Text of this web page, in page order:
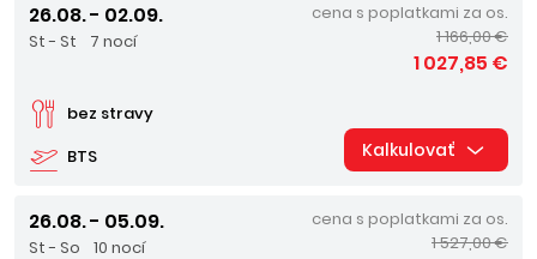
26.08. - 02.09.
St - St 7 nocí
BTS
bez stravy
cena s poplatkami za os.
1 166,00 €
1 027,85 €
Kalkulovať
26.08. - 05.09.
St - So 10 nocí
cena s poplatkami za os.
1 527,00 €